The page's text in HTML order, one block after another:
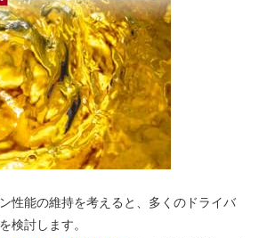
性能の維持を考えると、多くのドライバ
検討します。